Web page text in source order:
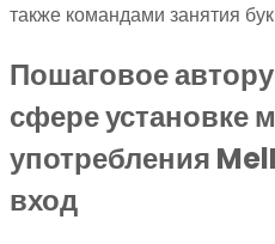
также командами занятия
Пошаговое
сфере установке
употребления
вход